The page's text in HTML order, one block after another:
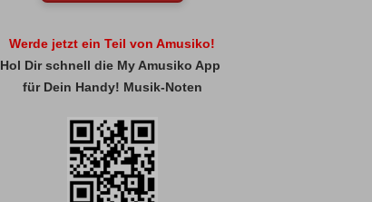
Werde jetzt ein Teil von Amusiko!
Hol Dir schnell die My Amusiko App
für Dein Handy! Musik-Noten